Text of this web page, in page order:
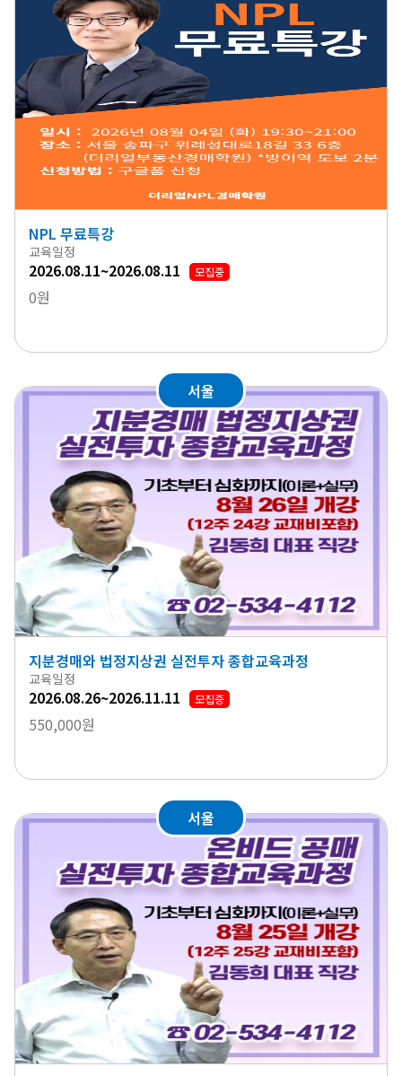
NPL 무료특강
교육일정
2026.08.11~2026.08.11 모집중
0원
서울
지분경매와 법정지상권 실전투자 종합교육과정
교육일정
2026.08.26~2026.11.11 모집중
550,000원
서울